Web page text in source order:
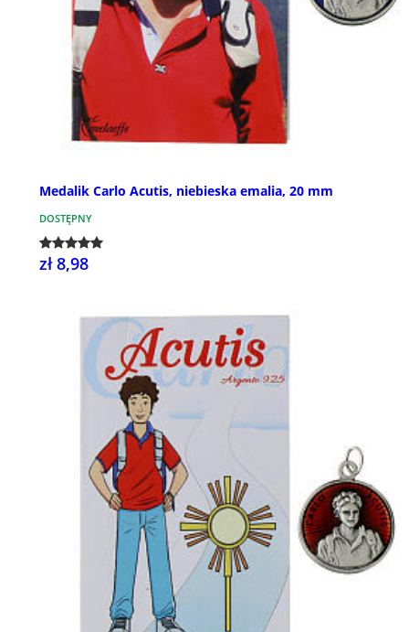
Medalik Carlo Acutis, niebieska emalia, 20 mm
DOSTĘPNY
zł 8,98